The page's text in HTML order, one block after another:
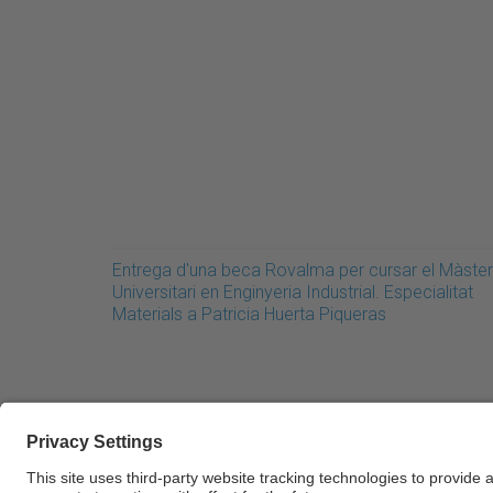
Entrega d'una beca Rovalma per cursar el Màster
Universitari en Enginyeria Industrial. Especialitat
Materials a Patricia Huerta Piqueras
© UPC Universitat Politècnica de Catalunya ·